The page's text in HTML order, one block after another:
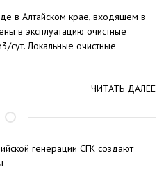
в Алтайском крае, входящем в
в эксплуатацию очистные
Локальные очистные
ЧИТАТЬ ДАЛЕЕ